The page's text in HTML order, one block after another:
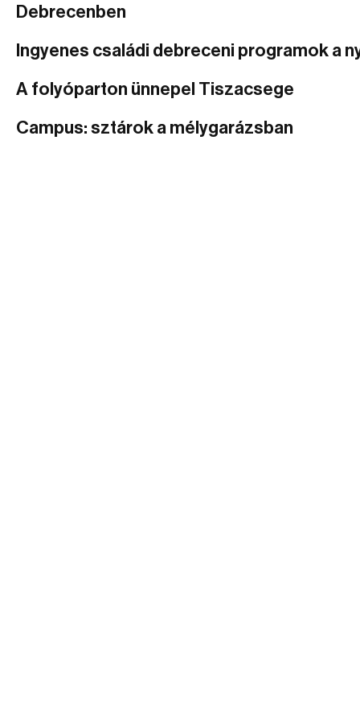
Debrecenben
Ingyenes családi debreceni programok a
A folyóparton ünnepel Tiszacsege
Campus: sztárok a mélygarázsban